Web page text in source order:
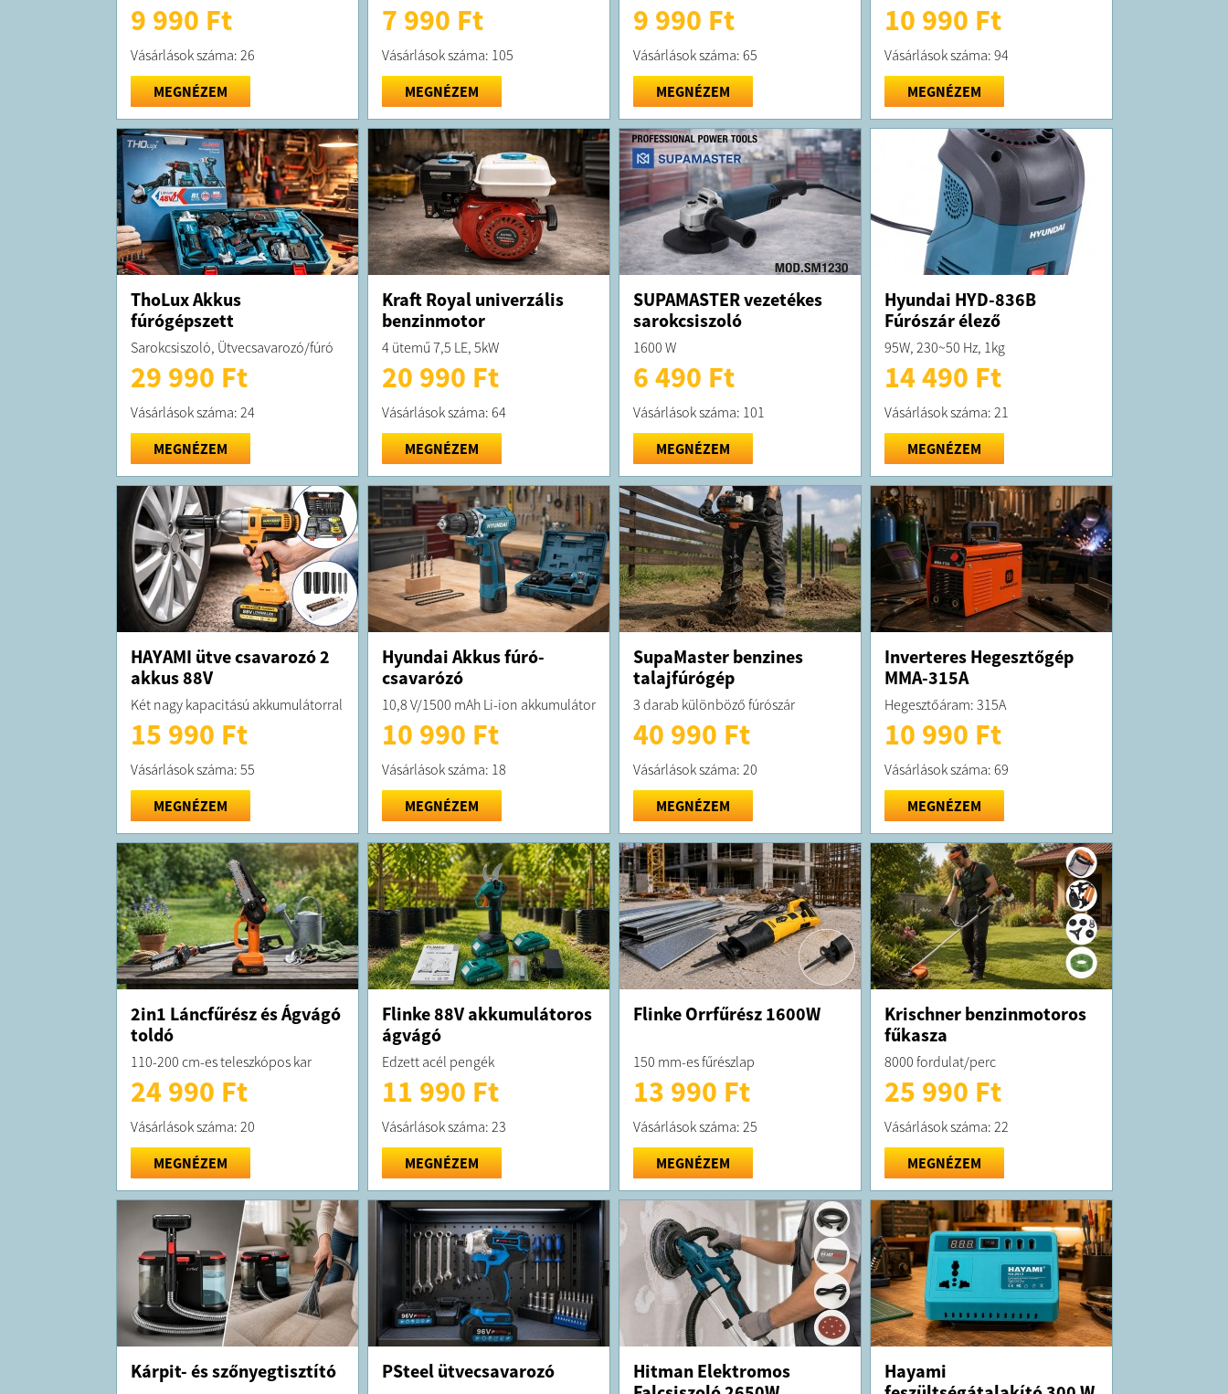
9 990 Ft
Vásárlások száma: 26
MEGNÉZEM
7 990 Ft
Vásárlások száma: 105
MEGNÉZEM
9 990 Ft
Vásárlások száma: 65
MEGNÉZEM
10 990 Ft
Vásárlások száma: 94
MEGNÉZEM
ThoLux Akkus
fúrógépszett
Sarokcsiszoló, Ütvecsavarozó/fúró
29 990 Ft
Vásárlások száma: 24
MEGNÉZEM
Kraft Royal univerzális
benzinmotor
4 ütemű 7,5 LE, 5kW
20 990 Ft
Vásárlások száma: 64
MEGNÉZEM
SUPAMASTER vezetékes
sarokcsiszoló
1600 W
6 490 Ft
Vásárlások száma: 101
MEGNÉZEM
Hyundai HYD-836B
Fúrószár élező
95W, 230~50 Hz, 1kg
14 490 Ft
Vásárlások száma: 21
MEGNÉZEM
HAYAMI ütve csavarozó 2
akkus 88V
Két nagy kapacitású akkumulátorral
15 990 Ft
Vásárlások száma: 55
MEGNÉZEM
Hyundai Akkus fúró-
csavarózó
10,8 V/1500 mAh Li-ion akkumulátor
10 990 Ft
Vásárlások száma: 18
MEGNÉZEM
SupaMaster benzines
talajfúrógép
3 darab különböző fúrószár
40 990 Ft
Vásárlások száma: 20
MEGNÉZEM
Inverteres Hegesztőgép
MMA-315A
Hegesztőáram: 315A
10 990 Ft
Vásárlások száma: 69
MEGNÉZEM
2in1 Láncfűrész és Ágvágó
toldó
110-200 cm-es teleszkópos kar
24 990 Ft
Vásárlások száma: 20
MEGNÉZEM
Flinke 88V akkumulátoros
ágvágó
Edzett acél pengék
11 990 Ft
Vásárlások száma: 23
MEGNÉZEM
Flinke Orrfűrész 1600W
150 mm-es fűrészlap
13 990 Ft
Vásárlások száma: 25
MEGNÉZEM
Krischner benzinmotoros
fűkasza
8000 fordulat/perc
25 990 Ft
Vásárlások száma: 22
MEGNÉZEM
Kárpit- és szőnyegtisztító PSteel ütvecsavarozó
Hitman Elektromos
Hayami